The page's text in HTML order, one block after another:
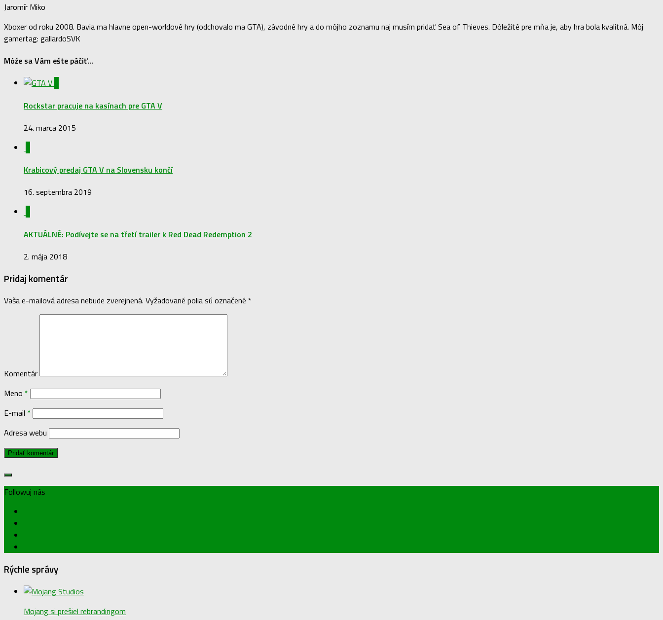
Jaromír Miko
Xboxer od roku 2008. Bavia ma hlavne open-worldové hry (odchovalo ma GTA), závodné hry a do môjho zoznamu naj musím pridať Sea of Thieves. Dôležité pre mňa je, aby hra bola kvalitná. Môj
gamertag: gallardoSVK
Môže sa Vám ešte páčiť...
Rockstar pracuje na kasínach pre GTA V
24. marca 2015
Krabicový predaj GTA V na Slovensku končí
16. septembra 2019
AKTUÁLNĚ: Podívejte se na třetí trailer k Red Dead Redemption 2
2. mája 2018
Pridaj komentár
Vaša e-mailová adresa nebude zverejnená. Vyžadované polia sú označené *
Komentár
Meno *
E-mail *
Adresa webu
Followuj nás
Rýchle správy
Mojang si prešiel rebrandingom